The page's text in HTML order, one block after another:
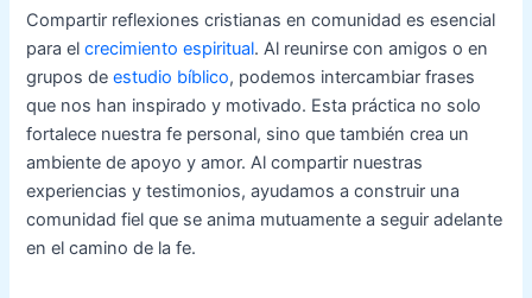
Compartir reflexiones cristianas en comunidad es esencial
para elcrecimiento espiritual. Al reunirse con amigos o en
grupos deestudio bíblico, podemos intercambiar frases
que nos han inspirado y motivado. Esta práctica no solo
fortalece nuestra fe personal, sino que también crea un
ambiente de apoyo y amor. Al compartir nuestras
experiencias y testimonios, ayudamos a construir una
comunidad fiel que se anima mutuamente a seguir adelante
en el camino de la fe.